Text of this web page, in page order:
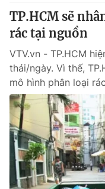
TP.HCM sẽ
rác tại nguồn
VTV.vn - TP.HCM
thải/ngày. Vì thế,
mô hình phân loại